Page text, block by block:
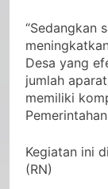
“Sedangkan
Desa yang
jumlah
memiliki
Kegiatan ini
(RN)